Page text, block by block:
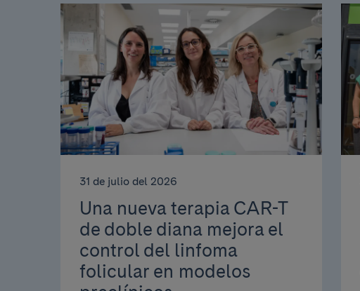
31 de julio del 2026
Una nueva terapia CAR-T
de doble diana mejora el
control del linfoma
folicular en modelos